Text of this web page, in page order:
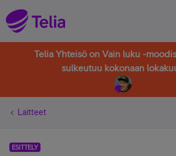
Telia Yhteisö on Vain luku -
sulkeutuu kokonaan
Laitteet
ESITTELY